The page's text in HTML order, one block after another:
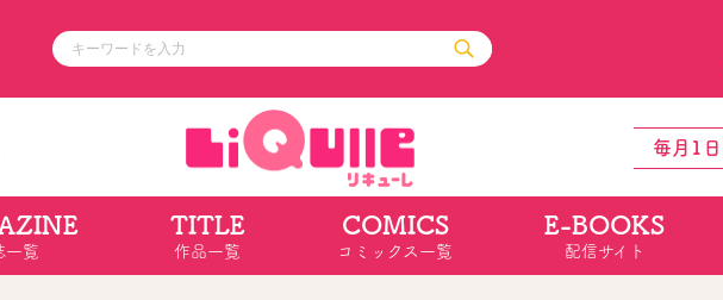
ル その他
コミックエッセイ
ポケットモンスター
通販・NEWS
OVERLAP STORE
オーバーラップ広報室
採
毎月1
一覧
TITLE
作品一覧
COMICS
コミックス一覧
E-BOOKS
配信サイト